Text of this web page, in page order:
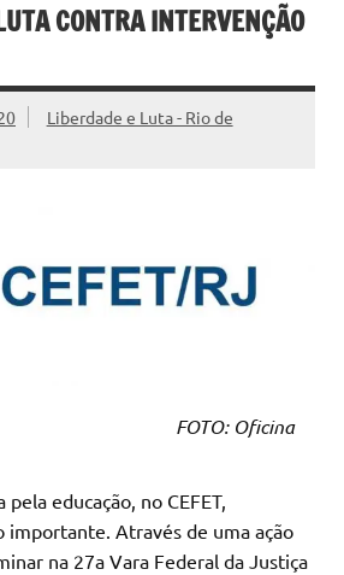
CONTRA INTERVENÇÃO
Liberdade e Luta - Rio de
Oficina
educação, no CEFET,
importante. Através de uma ação
na 27a Vara Federal da Justiça